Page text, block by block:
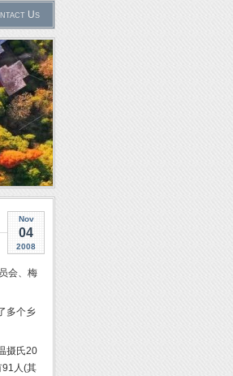
Us
Nov
04
2008
会、梅
多个乡
摄氏20
91人(其